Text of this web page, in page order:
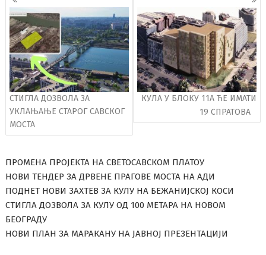
чланака
СТИГЛА ДОЗВОЛА ЗА
УКЛАЊАЊЕ СТАРОГ САВСКОГ
МОСТА
КУЛА У БЛОКУ 11А ЋЕ ИМАТИ
19 СПРАТОВА
ПРОМЕНА ПРОЈЕКТА НА СВЕТОСАВСКОМ ПЛАТОУ
НОВИ ТЕНДЕР ЗА ДРВЕНЕ ПРАГОВЕ МОСТА НА АДИ
ПОДНЕТ НОВИ ЗАХТЕВ ЗА КУЛУ НА БЕЖАНИЈСКОЈ КОСИ
СТИГЛА ДОЗВОЛА ЗА КУЛУ ОД 100 МЕТАРА НА НОВОМ
БЕОГРАДУ
НОВИ ПЛАН ЗА МАРАКАНУ НА ЈАВНОЈ ПРЕЗЕНТАЦИЈИ